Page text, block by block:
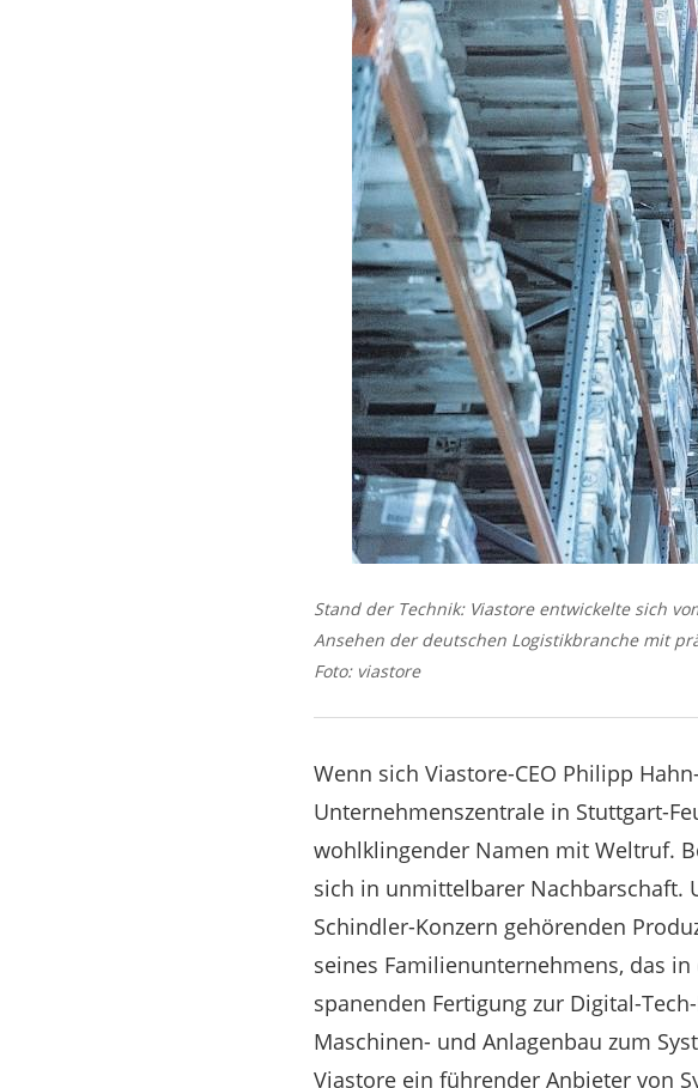
Stand der Technik: Viastore entwickelte sich
Ansehen der deutschen Logistikbranche mit
Foto: viastore
Wenn sich Viastore-CEO Philipp
Unternehmenszentrale in Stuttgart-
wohlklingender Namen mit Weltruf.
sich in unmittelbarer Nachbarschaft.
Schindler-Konzern gehörenden
seines Familienunternehmens, das
spanenden Fertigung zur Digital-
Maschinen- und Anlagenbau zum
Viastore ein führender Anbieter von